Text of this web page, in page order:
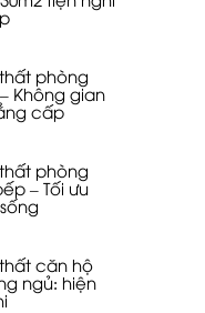
phòng
Không gian
cấp
phòng
– Tối ưu
căn hộ
ngủ: hiện